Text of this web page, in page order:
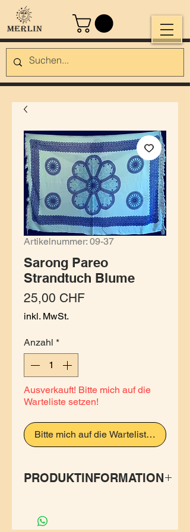
Artikelnummer: 09-37
Sarong Pareo
Strandtuch Blume
25,00 CHFPreis
inkl. MwSt.
Anzahl *
Ausverkauft! Bitte mich auf die
Warteliste setzen!
Bitte mich auf die Warteliste setzen
PRODUKTINFORMATION
Merlin sind multikulti im